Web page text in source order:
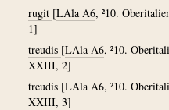
rugit [LAla A6, ²10.
1]
treudis [LAla A6, ²10.
XXIII, 2]
treudis [LAla A6, ²10.
XXIII, 3]